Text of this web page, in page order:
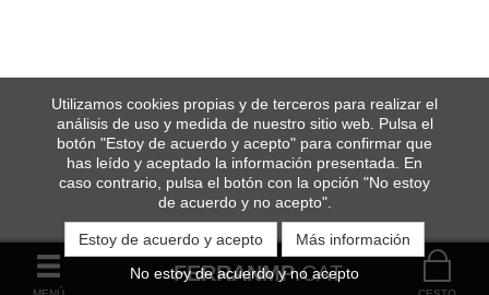
FERRANMP.CAT
Utilizamos cookies propias y de terceros para realizar el
análisis de uso y medida de nuestro sitio web. Pulsa el
botón "Estoy de acuerdo y acepto" para confirmar que
has leído y aceptado la información presentada. En
caso contrario, pulsa el botón con la opción "No estoy
de acuerdo y no acepto".
Más información